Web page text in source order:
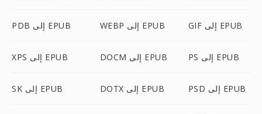
PDB إلى EPUB WEBP إلى EPUB GIF إلى EPUB
XPS إلى EPUB DOCM إلى EPUB PS إلى EPUB
SK إلى EPUB DOTX إلى EPUB PSD إلى EPUB